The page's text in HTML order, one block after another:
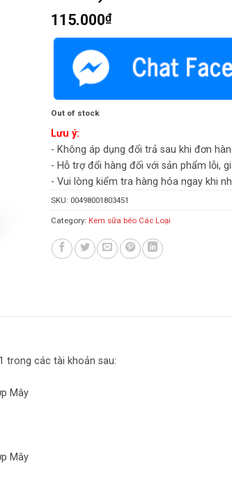
115.000₫
Out of stock
Lưu ý:
- Không áp dụng đổi trả sau khi đơn
- Hỗ trợ đổi hàng đối với sản phẩm lỗi,
- Vui lòng kiểm tra hàng hóa ngay khi
SKU: 00498001803451
Category: Kem sữa béo Các Loại
trong các tài khoản sau:
Mây
Mây